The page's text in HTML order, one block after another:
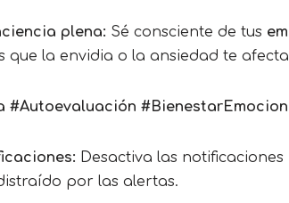
plena: Sé consciente de tus
que la envidia o la ansiedad te
#Autoevaluación
Desactiva las
por las alertas.